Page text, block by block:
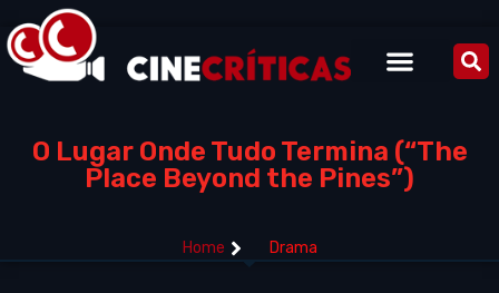
O Lugar Onde Tudo Termina (“The
Place Beyond the Pines”)
Home Drama